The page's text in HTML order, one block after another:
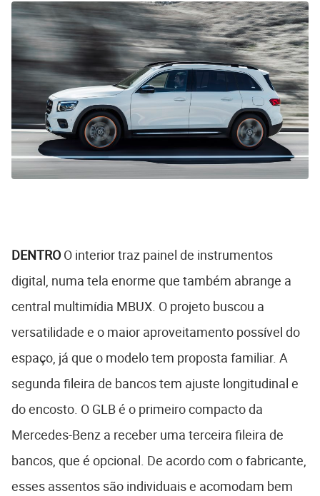
DENTRO O interior traz painel de instrumentos
digital, numa tela enorme que também abrange a
central multimídia MBUX. O projeto buscou a
versatilidade e o maior aproveitamento possível do
espaço, já que o modelo tem proposta familiar. A
segunda fileira de bancos tem ajuste longitudinal e
do encosto. O GLB é o primeiro compacto da
Mercedes-Benz a receber uma terceira fileira de
bancos, que é opcional. De acordo com o fabricante,
esses assentos são individuais e acomodam bem